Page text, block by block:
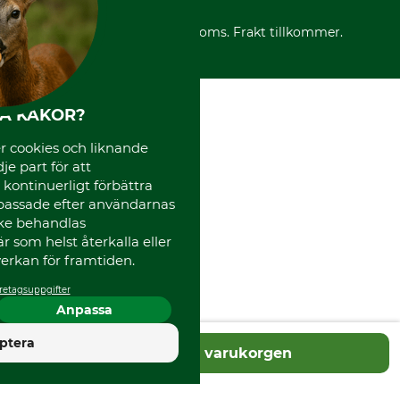
Lägg i varukorgen
Frakter
Varumärken
Mässor
Instagram TOS
Media
Code of Conduct
*Alla priser inklusive moms. Frakt tillkommer.
KAKOR?
cookies och liknande
part för att
kontinuerligt förbättra
efter användarnas
behandlas
som helst återkalla eller
för framtiden.
Anpassa